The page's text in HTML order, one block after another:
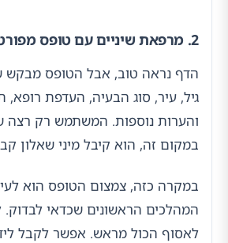
2. מרפאת שיניים עם טופס מפורט מדי
הדף נראה טוב, אבל הטופס מבקש
גיל, עיר, סוג הבעיה, העדפת רופא,
והערות נוספות. המשתמש רק רצה
במקום זה, הוא קיבל מיני שאלון
במקרה כזה, צמצום הטופס הוא
המהלכים הראשונים שכדאי לבדוק.
לאסוף הכול מראש. אפשר לקבל